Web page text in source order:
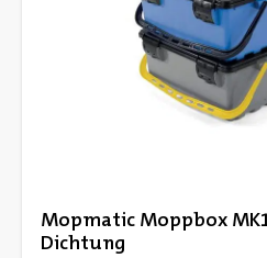
Mopmatic Moppbox
Dichtung